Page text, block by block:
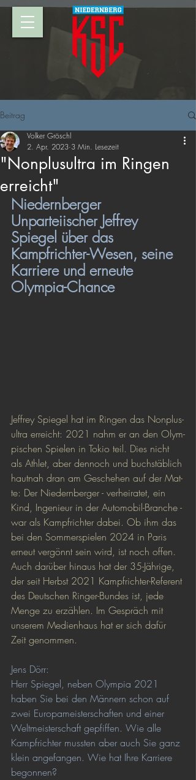
Beitrag
"Non­plu­s­ul­t­ra im Ringen
erreicht"
Volker Gröschl
2. Apr. 2023 3 Min. Lesezeit
Niedernberger
Unparteiischer Jeffrey
Spiegel über das
Kampfrichter-Wesen, seine
Karriere und erneute
Olympia-Chance
Jef­f­rey Spie­gel hat im Rin­gen das Non­plu­s­
ul­t­ra er­reicht: 2021 nahm er an den Olym­
pi­schen Spie­len in To­kio teil. Dies nicht
als Ath­let, aber den­noch und buch­stäb­lich
haut­nah dran am Ge­sche­hen auf der Mat­
te: Der Nie­dern­ber­ger - ver­hei­ra­tet, ein
Kind, In­ge­nieur in der Au­to­mo­bil-Bran­che -
war als Kampf­rich­ter da­bei. Ob ihm das
bei den Sommerspielen 2024 in Paris
erneut vergönnt sein wird, ist noch offen.
Auch darüber hinaus hat der 35-Jährige,
der seit Herbst 2021 Kampfrichter-Referent
des Deutschen Ringer-Bundes ist, jede
Menge zu erzählen. Im Gespräch mit
unserem Medienhaus hat er sich dafür
Zeit genommen.
Jens Dörr:
Herr Spiegel, neben Olympia 2021
haben Sie bei den Männern schon auf
zwei Europameisterschaften und einer
Weltmeisterschaft gepfiffen. Wie alle
Kampfrichter mussten aber auch Sie ganz
klein angefangen. Wie hat Ihre Karriere
begonnen?